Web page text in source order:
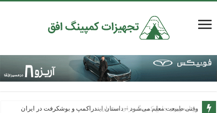
وقتی طبیعت معلم می‌شود – داستان ایندراکمپ و بوشکرفت در ایران